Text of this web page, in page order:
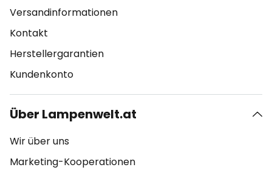
Versandinformationen
Kontakt
Herstellergarantien
Kundenkonto
Über Lampenwelt.at
Wir über uns
Marketing-Kooperationen